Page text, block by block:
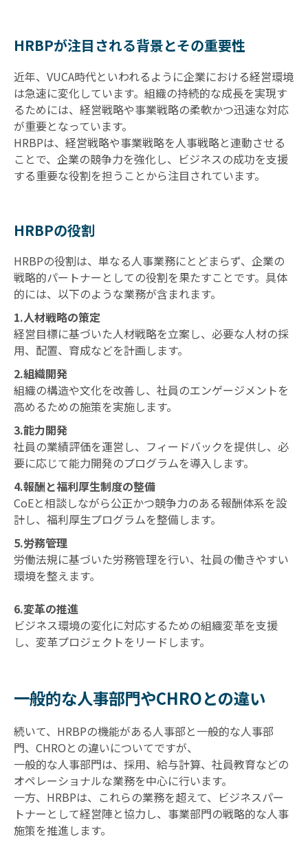
HRBPが注目される背景とその重要性
近年、VUCA時代といわれるように企業における経営環境
は急速に変化しています。組織の持続的な成長を実現す
るためには、経営戦略や事業戦略の柔軟かつ迅速な対応
が重要となっています。
HRBPは、経営戦略や事業戦略を人事戦略と連動させる
ことで、企業の競争力を強化し、ビジネスの成功を支援
する重要な役割を担うことから注目されています。
HRBPの役割
HRBPの役割は、単なる人事業務にとどまらず、企業の
戦略的パートナーとしての役割を果たすことです。具体
的には、以下のような業務が含まれます。
1.人材戦略の策定
経営目標に基づいた人材戦略を立案し、必要な人材の採
用、配置、育成などを計画します。
2.組織開発
組織の構造や文化を改善し、社員のエンゲージメントを
高めるための施策を実施します。
3.能力開発
社員の業績評価を運営し、フィードバックを提供し、必
要に応じて能力開発のプログラムを導入します。
4.報酬と福利厚生制度の整備
CoEと相談しながら公正かつ競争力のある報酬体系を設
計し、福利厚生プログラムを整備します。
5.労務管理
労働法規に基づいた労務管理を行い、社員の働きやすい
環境を整えます。
6.変革の推進
ビジネス環境の変化に対応するための組織変革を支援
し、変革プロジェクトをリードします。
一般的な人事部門やCHROとの違い
続いて、HRBPの機能がある人事部と一般的な人事部
門、CHROとの違いについてですが、
一般的な人事部門は、採用、給与計算、社員教育などの
オペレーショナルな業務を中心に行います。
一方、HRBPは、これらの業務を超えて、ビジネスパー
トナーとして経営陣と協力し、事業部門の戦略的な人事
施策を推進します。